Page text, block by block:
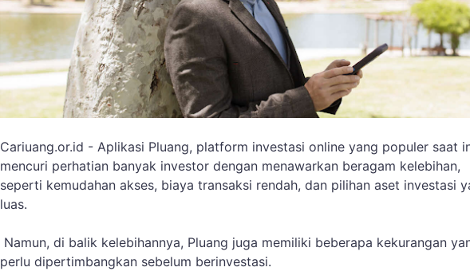
Cariuang.or.id - Aplikasi Pluang, platform investasi online yang populer saat
mencuri perhatian banyak investor dengan menawarkan beragam kelebihan,
seperti kemudahan akses, biaya transaksi rendah, dan pilihan aset investasi
luas.
Namun, di balik kelebihannya, Pluang juga memiliki beberapa kekurangan
perlu dipertimbangkan sebelum berinvestasi.